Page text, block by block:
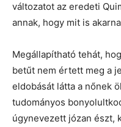
változatot az eredeti
annak, hogy mit is
Megállapítható tehát,
betűt nem értett meg a
eldobását látta a nőnek
tudományos
úgynevezett józan észt,